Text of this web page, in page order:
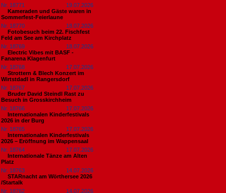
Nr. 18771
19.07.2026
Kameraden und Gäste waren in
Sommerfest-Feierlaune
Nr. 18770
18.07.2026
Fotobesuch beim 22. Fischfest
Feld am See am Kirchplatz
Nr. 18769
18.07.2026
Electric Vibes mit BASF -
Fanarena Klagenfurt
Nr. 18768
17.07.2026
Strottern & Blech Konzert im
Wirtstdadl in Rangersdorf
Nr. 18767
17.07.2026
Bruder David Steindl Rast zu
Besuch in Grosskirchheim
Nr. 18766
17.07.2026
Internationalen Kinderfestivals
2026 in der Burg
Nr. 18765
17.07.2026
Internationalen Kinderfestivals
2026 – Eröffnung im Wappensaal
Nr. 18764
17.07.2026
Internationale Tänze am Alten
Platz
Nr. 18763
14.07.2026
STARnacht am Wörthersee 2026
/Startalk
Nr. 18762
14.07.2026